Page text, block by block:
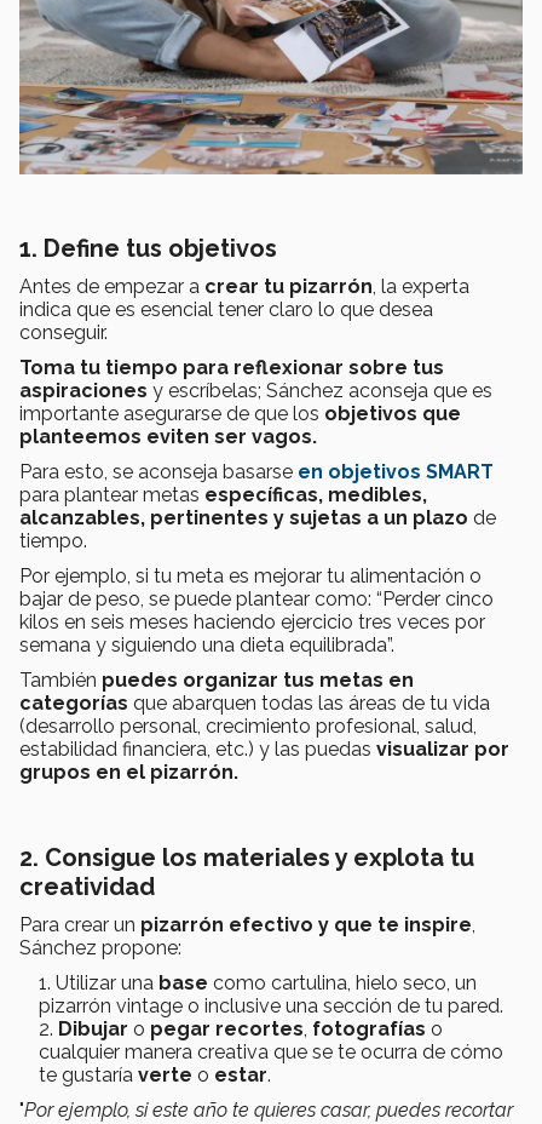
1. Define tus objetivos
Antes de empezar a crear tu pizarrón, la experta
indica que es esencial tener claro lo que desea
conseguir.
Toma tu tiempo para reflexionar sobre tus
aspiraciones y escríbelas; Sánchez aconseja que es
importante asegurarse de que los objetivos que
planteemos eviten ser vagos.
Para esto, se aconseja basarse en objetivos SMART
para plantear metas específicas, medibles,
alcanzables, pertinentes y sujetas a un plazo de
tiempo.
Por ejemplo, si tu meta es mejorar tu alimentación o
bajar de peso, se puede plantear como: “Perder cinco
kilos en seis meses haciendo ejercicio tres veces por
semana y siguiendo una dieta equilibrada”.
También puedes organizar tus metas en
categorías que abarquen todas las áreas de tu vida
(desarrollo personal, crecimiento profesional, salud,
estabilidad financiera, etc.) y las puedas visualizar por
grupos en el pizarrón.
2. Consigue los materiales y explota tu
creatividad
Para crear un pizarrón efectivo y que te inspire,
Sánchez propone:
Utilizar una base como cartulina, hielo seco, un
pizarrón vintage o inclusive una sección de tu pared.
Dibujar o pegar recortes, fotografías o
cualquier manera creativa que se te ocurra de cómo
te gustaría verte o estar.
"Por ejemplo, si este año te quieres casar, puedes recortar